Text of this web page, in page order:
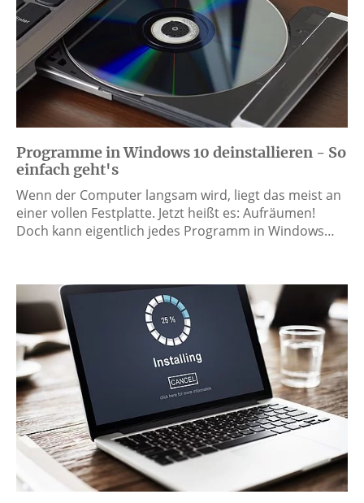
Programme in Windows 10 deinstallieren - So
einfach geht's
Wenn der Computer langsam wird, liegt das meist an
einer vollen Festplatte. Jetzt heißt es: Aufräumen!
Doch kann eigentlich jedes Programm in Windows…